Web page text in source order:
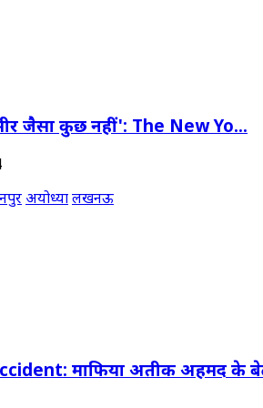
जैसा कुछ नहीं': The New Yo...
अयोध्यालखनऊ
माफिया अतीक अहमद के